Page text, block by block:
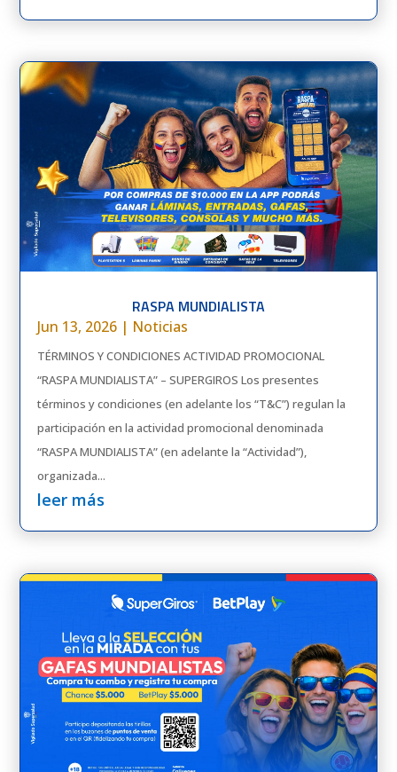
RASPA MUNDIALISTA
Jun 13, 2026 | Noticias
TÉRMINOS Y CONDICIONES ACTIVIDAD PROMOCIONAL
“RASPA MUNDIALISTA” – SUPERGIROS Los presentes
términos y condiciones (en adelante los “T&C”) regulan la
participación en la actividad promocional denominada
“RASPA MUNDIALISTA” (en adelante la “Actividad”),
organizada...
leer más